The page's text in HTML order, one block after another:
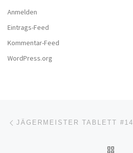
Anmelden
Eintrags-Feed
Kommentar-Feed
WordPress.org
Beitragsnavigation
JÄGERMEISTER TABLETT #14